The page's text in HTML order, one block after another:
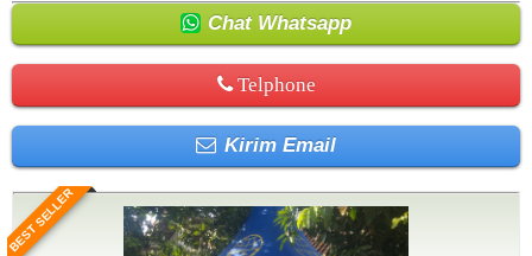
Chat Whatsapp
Telphone
Kirim Email
BEST SELLER